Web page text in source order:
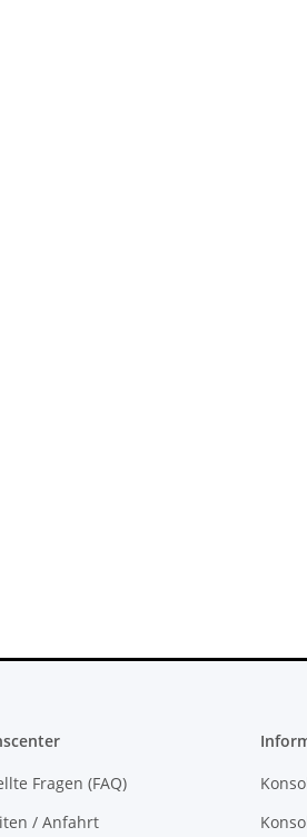
Fragen (FAQ)
/ Anfahrt